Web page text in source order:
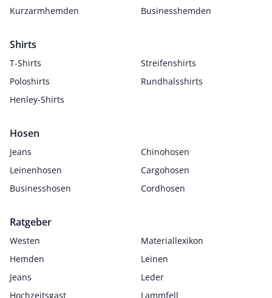
Kurzarmhemden
Businesshemden
Shirts
T-Shirts
Streifenshirts
Poloshirts
Rundhalsshirts
Henley-Shirts
Hosen
Jeans
Chinohosen
Leinenhosen
Cargohosen
Businesshosen
Cordhosen
Ratgeber
Westen
Materiallexikon
Hemden
Leinen
Jeans
Leder
Hochzeitsgast
Lammfell